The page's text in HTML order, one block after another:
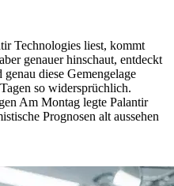
Technologies liest, kommt
genauer hinschaut, entdeckt
diese Gemengelage
so widersprüchlich.
Am Montag legte Palantir
Prognosen alt aussehen